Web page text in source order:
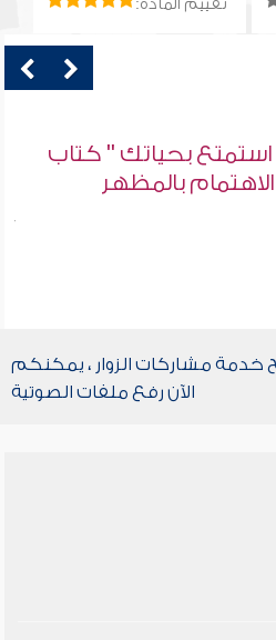
تقييم المادة:
استمتع بحياتك " كتاب
بالمظهر
خدمة مشاركات الزوار ، يمكنكم
الآن رفع ملفات الصوتية